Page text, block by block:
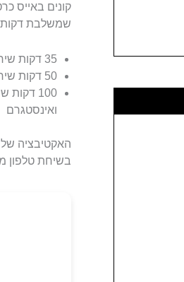
קונים באייס
שמשלבת דקות
35 דקות שיחה, 30 סמסים ושני ג'יגה אינטרנט, ווטסאפ ללא הגבל
50 דקות שיחה, 30 סמסים וארבע ג'יגה אינטרנט, ווטסאפ ללא הגבלה
ואינסטגרם
האקטיבציה
בשיחת טלפון